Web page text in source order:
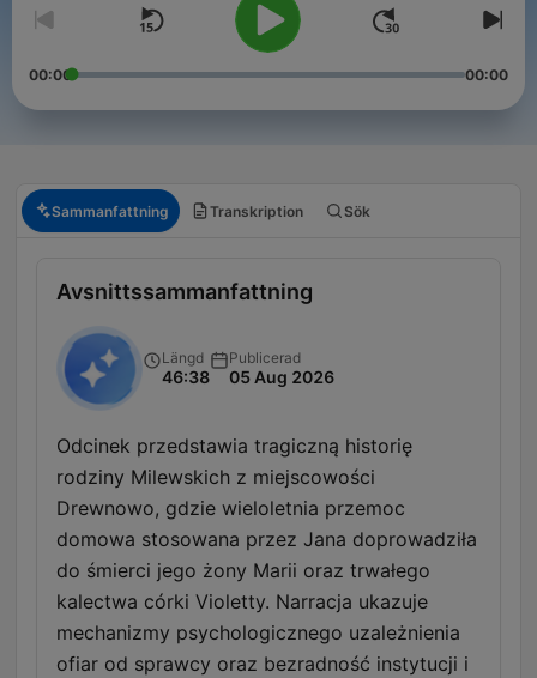
00:00 00:00
Sammanfattning Transkription Sök
Avsnittssammanfattning
Längd
46:38
Publicerad
05 Aug 2026
Odcinek przedstawia tragiczną historię
rodziny Milewskich z miejscowości
Drewnowo, gdzie wieloletnia przemoc
domowa stosowana przez Jana doprowadziła
do śmierci jego żony Marii oraz trwałego
kalectwa córki Violetty. Narracja ukazuje
mechanizmy psychologicznego uzależnienia
ofiar od sprawcy oraz bezradność instytucji i